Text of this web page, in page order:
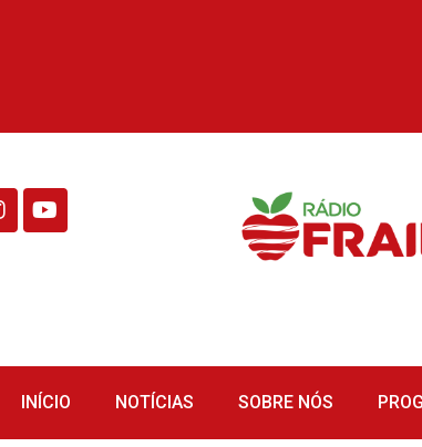
INÍCIO NOTÍCIAS SOBRE NÓS